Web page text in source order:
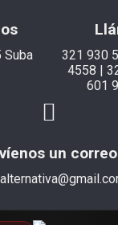
Suba
321 930
4558 |
601
un correo